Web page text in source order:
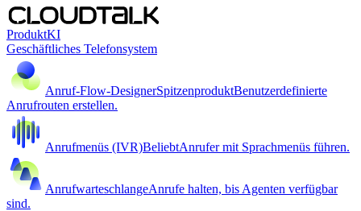
ProduktKI
Geschäftliches Telefonsystem
Anruf-Flow-DesignerSpitzenproduktBenutzerdefinierte
Anrufrouten erstellen.
Anrufmenüs (IVR)BeliebtAnrufer mit Sprachmenüs führen.
AnrufwarteschlangeAnrufe halten, bis Agenten verfügbar
sind.